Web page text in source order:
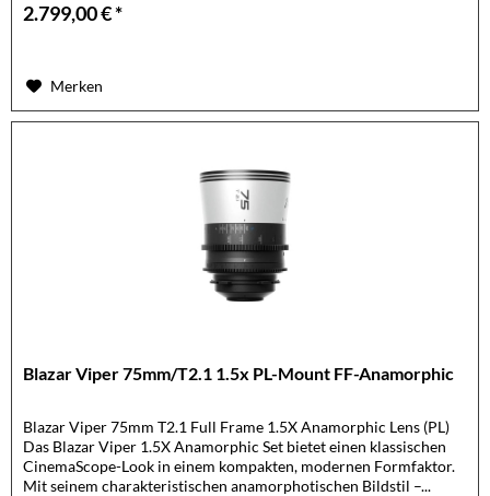
2.799,00 € *
Merken
Blazar Viper 75mm/T2.1 1.5x PL-Mount FF-Anamorphic
Blazar Viper 75mm T2.1 Full Frame 1.5X Anamorphic Lens (PL)
Das Blazar Viper 1.5X Anamorphic Set bietet einen klassischen
CinemaScope-Look in einem kompakten, modernen Formfaktor.
Mit seinem charakteristischen anamorphotischen Bildstil –...